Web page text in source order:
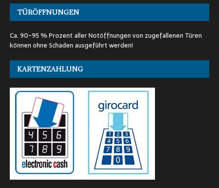
TÜRÖFFNUNGEN
Ca. 90-95 % Prozent aller Notöffnungen von zugefallenen Türen
können ohne Schaden ausgeführt werden!
KARTENZAHLUNG